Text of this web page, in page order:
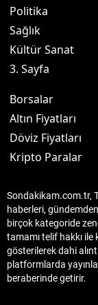
Politika
Sağlık
Kültür Sanat
3. Sayfa
Borsalar
Altın Fiyatları
Döviz Fiyatları
Kripto Paralar
Sondakikam.com.tr,
haberleri,
birçok kategoride
tamamı telif hakkı
gösterilerek dahi
platformlarda
beraberinde getirir.